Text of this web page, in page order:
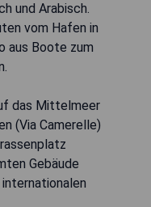
und Arabisch.
vom Hafen in
aus Boote zum
das Mittelmeer
(Via Camerelle)
Gebäude